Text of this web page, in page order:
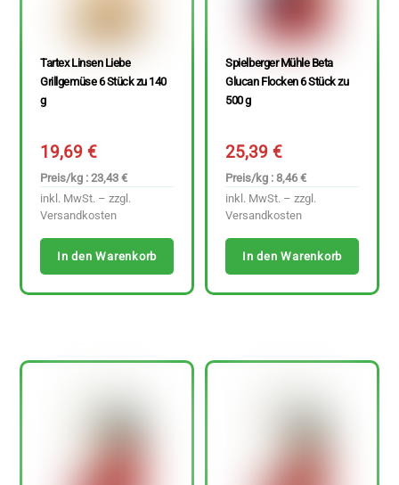
Tartex Linsen Liebe
Grillgemüse 6 Stück zu 140
g
19,69€
Preis/kg : 23,43 €
inkl. MwSt. – zzgl.
Versandkosten
In den Warenkorb
Spielberger Mühle Beta
Glucan Flocken 6 Stück zu
500 g
25,39€
Preis/kg : 8,46 €
inkl. MwSt. – zzgl.
Versandkosten
In den Warenkorb